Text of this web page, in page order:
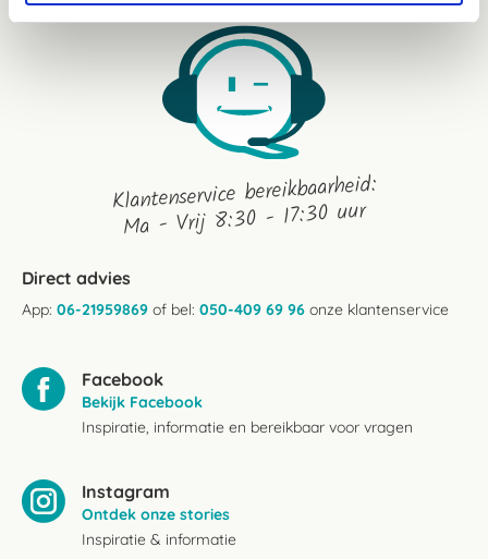
Klantenservice bereikbaarheid:
Ma - Vrij 8:30 - 17:30 uur
Direct advies
App: 06-21959869 of bel: 050-409 69 96 onze klantenservice
Facebook
Bekijk Facebook
Inspiratie, informatie en bereikbaar voor vragen
Instagram
Ontdek onze stories
Inspiratie & informatie